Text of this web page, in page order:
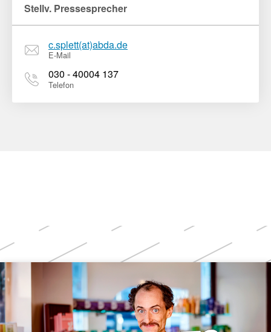
Stellv. Pressesprecher
c.splett(at)abda.de
E-Mail
030 - 40004 137
Telefon
Weitere
Themen